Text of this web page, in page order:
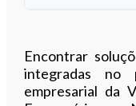
Encontrar
integradas no
empresarial da